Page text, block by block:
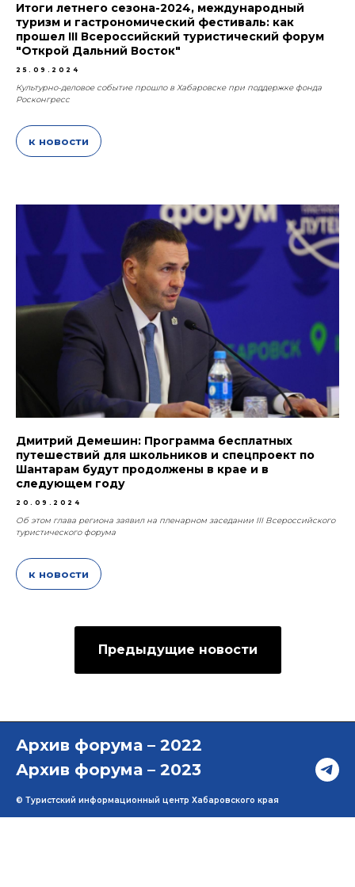
Итоги летнего сезона-2024, международный
туризм и гастрономический фестиваль: как
прошел III Всероссийский туристический форум
"Открой Дальний Восток"
25.09.2024
Культурно-деловое событие прошло в Хабаровске при поддержке фонда
Росконгресс
к новости
Дмитрий Демешин: Программа бесплатных
путешествий для школьников и спецпроект по
Шантарам будут продолжены в крае и в
следующем году
20.09.2024
Об этом глава региона заявил на пленарном заседании III Всероссийского
туристического форума
к новости
Предыдущие новости
Архив форума – 2022
Архив форума – 2023
© Туристский информационный центр Хабаровского края